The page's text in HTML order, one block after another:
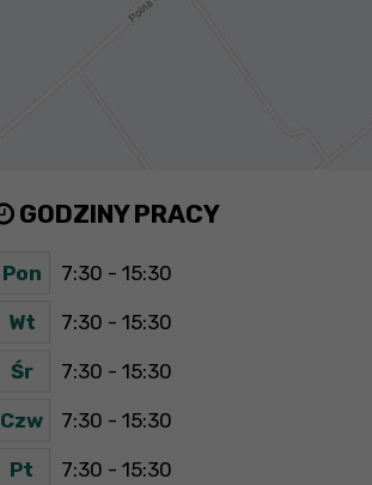
GODZINY PRACY
Pon 7:30 - 15:30
Wt 7:30 - 15:30
Śr 7:30 - 15:30
Czw 7:30 - 15:30
Pt 7:30 - 15:30